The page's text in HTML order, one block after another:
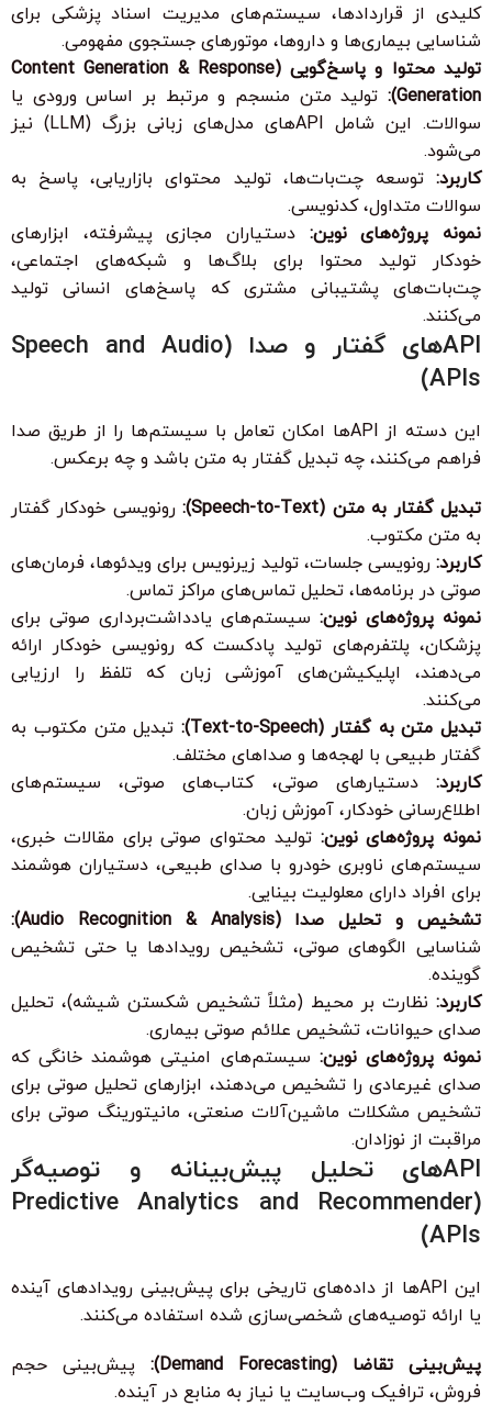
کلیدی از قراردادها، سیستم‌های مدیریت اسناد پزشکی برای
شناسایی بیماری‌ها و داروها، موتورهای جستجوی مفهومی.
تولید محتوا و پاسخ‌گویی (Content Generation & Response
Generation):
تولید متن منسجم و مرتبط بر اساس ورودی یا
سوالات. این شامل APIهای مدل‌های زبانی بزرگ (LLM) نیز
می‌شود.
کاربرد: توسعه چت‌بات‌ها، تولید محتوای بازاریابی، پاسخ به
سوالات متداول، کدنویسی.
نمونه پروژه‌های نوین: دستیاران مجازی پیشرفته، ابزارهای
خودکار تولید محتوا برای بلاگ‌ها و شبکه‌های اجتماعی،
چت‌بات‌های پشتیبانی مشتری که پاسخ‌های انسانی تولید
می‌کنند.
APIهای گفتار و صدا (Speech and Audio
APIs)
این دسته از APIها امکان تعامل با سیستم‌ها را از طریق صدا
فراهم می‌کنند، چه تبدیل گفتار به متن باشد و چه برعکس.
تبدیل گفتار به متن (Speech-to-Text):
رونویسی خودکار گفتار
به متن مکتوب.
کاربرد: رونویسی جلسات، تولید زیرنویس برای ویدئوها، فرمان‌های
صوتی در برنامه‌ها، تحلیل تماس‌های مراکز تماس.
نمونه پروژه‌های نوین: سیستم‌های یادداشت‌برداری صوتی برای
پزشکان، پلتفرم‌های تولید پادکست که رونویسی خودکار ارائه
می‌دهند، اپلیکیشن‌های آموزشی زبان که تلفظ را ارزیابی
می‌کنند.
تبدیل متن به گفتار (Text-to-Speech):
تبدیل متن مکتوب به
گفتار طبیعی با لهجه‌ها و صداهای مختلف.
کاربرد: دستیارهای صوتی، کتاب‌های صوتی، سیستم‌های
اطلاع‌رسانی خودکار، آموزش زبان.
نمونه پروژه‌های نوین: تولید محتوای صوتی برای مقالات خبری،
سیستم‌های ناوبری خودرو با صدای طبیعی، دستیاران هوشمند
برای افراد دارای معلولیت بینایی.
تشخیص و تحلیل صدا (Audio Recognition & Analysis):
شناسایی الگوهای صوتی، تشخیص رویدادها یا حتی تشخیص
گوینده.
کاربرد: نظارت بر محیط (مثلاً تشخیص شکستن شیشه)، تحلیل
صدای حیوانات، تشخیص علائم صوتی بیماری.
نمونه پروژه‌های نوین: سیستم‌های امنیتی هوشمند خانگی که
صدای غیرعادی را تشخیص می‌دهند، ابزارهای تحلیل صوتی برای
تشخیص مشکلات ماشین‌آلات صنعتی، مانیتورینگ صوتی برای
مراقبت از نوزادان.
APIهای تحلیل پیش‌بینانه و توصیه‌گر
(Predictive Analytics and Recommender
APIs)
این APIها از داده‌های تاریخی برای پیش‌بینی رویدادهای آینده
یا ارائه توصیه‌های شخصی‌سازی شده استفاده می‌کنند.
پیش‌بینی تقاضا (Demand Forecasting):
پیش‌بینی حجم
فروش، ترافیک وب‌سایت یا نیاز به منابع در آینده.